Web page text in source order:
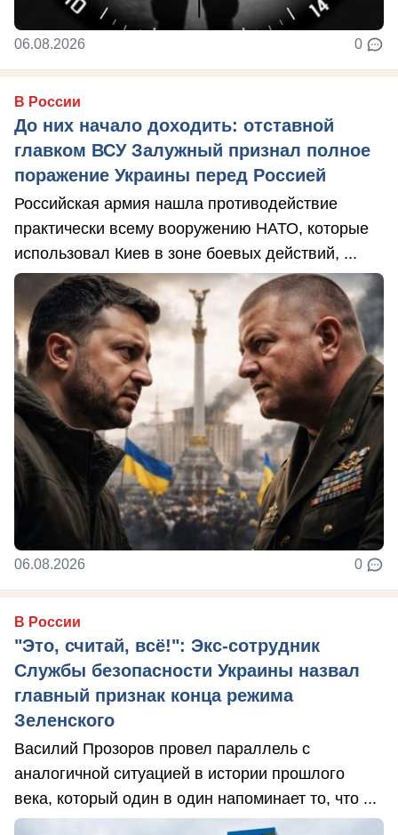
06.08.2026 0
В России
До них начало доходить: отставной
главком ВСУ Залужный признал полное
поражение Украины перед Россией
Российская армия нашла противодействие
практически всему вооружению НАТО, которые
использовал Киев в зоне боевых действий, ...
06.08.2026 0
В России
"Это, считай, всё!": Экс-сотрудник
Службы безопасности Украины назвал
главный признак конца режима
Зеленского
Василий Прозоров провел параллель с
аналогичной ситуацией в истории прошлого
века, который один в один напоминает то, что ...